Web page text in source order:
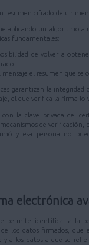
resumen cifrado de un
aplicando un algoritmo a
fundamentales:
de volver a
mensaje el resumen que se
garantizan la integridad
el que verifica la firma lo
la clave privada del
de verificación,
y esa persona no
electrónica
permite identificar a la
los datos firmados, que
a los datos a que se